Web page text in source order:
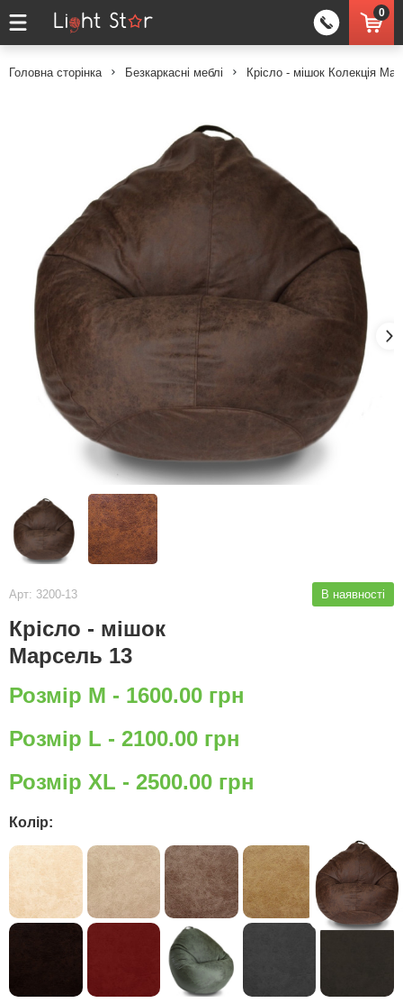
0
Головна сторінка Безкаркасні меблі Крісло - мішок Колекція
Арт: 3200-13 В наявності
Крісло - мішок
Марсель 13
Розмір M - 1600.00 грн
Розмір L - 2100.00 грн
Розмір XL - 2500.00 грн
Колір: